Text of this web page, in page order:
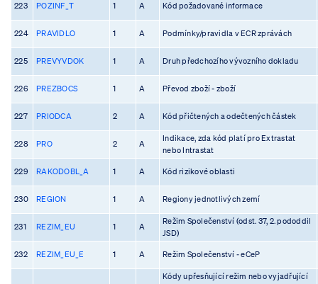
223 POZINF_T 1 A Kód požadované informace
224 PRAVIDLO 1 A Podmínky/pravidla v ECR zprávách
225 PREVYVDOK 1 A Druh předchozího vývozního dokladu
226 PREZBOCS 1 A Převod zboží - zboží
227 PRIODCA 2 A Kód přičtených a odečtených částek
228 PRO 2 A
Indikace, zda kód platí pro Extrastat
nebo Intrastat
229 RAKODOBL_A 1 A Kód rizikové oblasti
230 REGION 1 A Regiony jednotlivých zemí
231 REZIM_EU 1 A
Režim Společenství (odst. 37, 2. pododdil
JSD)
232 REZIM_EU_E 1 A Režim Společenství - eCeP
Kódy upřesňující režim nebo vyjadřující